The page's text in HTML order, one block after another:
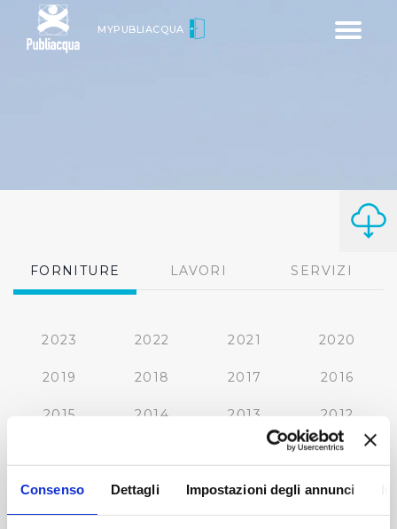
Consenso Dettagli Impostazioni degli annunci
Toggle
MYPUBLIACQUA
FORNITURE LAVORI SERVIZI
2023 2022 2021 2020
2019 2018 2017 2016
2015 2014 2013 2012
2008
2007 2006 2005